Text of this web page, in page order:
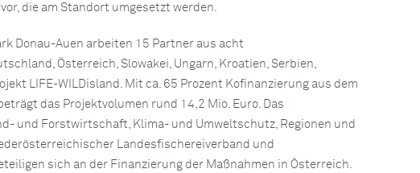
die am Standort umgesetzt werden.
Donau-Auen arbeiten 15 Partner aus acht
Österreich, Slowakei, Ungarn, Kroatien, Serbien,
LIFE-WILDisland. Mit ca. 65 Prozent Kofinanzierung aus dem
das Projektvolumen rund 14,2 Mio. Euro. Das
und Forstwirtschaft, Klima- und Umweltschutz, Regionen und
Landesfischereiverband und
sich an der Finanzierung der Maßnahmen in Österreich.